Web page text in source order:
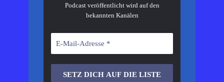
Podcast veröffentlicht wird auf den
bekannten Kanälen